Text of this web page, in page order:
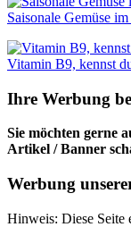
Saisonale Gemüse
Vitamin B9, kennst
Ihre Werbung
Sie möchten gerne
Artikel / Banner
Werbung
Hinweis: Diese Seite